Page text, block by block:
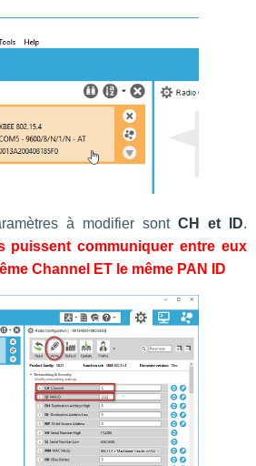
à modifier sont CH et ID.
puissent communiquer entre eux
Channel ET le même PAN ID